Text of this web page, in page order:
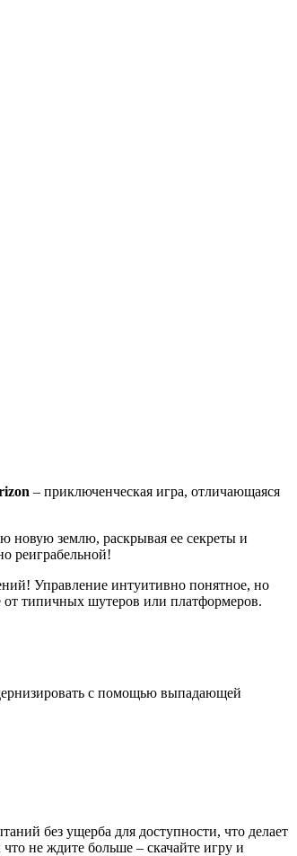
– приключенческая игра, отличающаяся
новую землю, раскрывая ее секреты и
реиграбельной!
Управление интуитивно понятное, но
от типичных шутеров или платформеров.
с помощью выпадающей
без ущерба для доступности, что делает
не ждите больше – скачайте игру и